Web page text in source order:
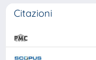
Citazioni